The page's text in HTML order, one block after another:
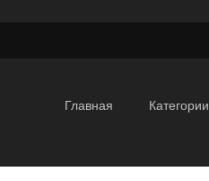
Главная Категории